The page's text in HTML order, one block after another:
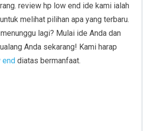
review hp low end ide kami ialah
melihat pilihan apa yang terbaru.
lagi? Mulai ide Anda dan
Anda sekarang! Kami harap
enddiatas bermanfaat.